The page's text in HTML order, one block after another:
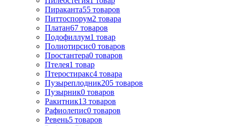
Пираканта55 товаров
Питтоспорум2 товара
Платан67 товаров
Подофиллум1 товар
Полиотирсис0 товаров
Простантера0 товаров
Птелея1 товар
Птеростиракс4 товара
Пузыреплодник205 товаров
Пузырник0 товаров
Ракитник13 товаров
Рафиолепис0 товаров
Ревень5 товаров